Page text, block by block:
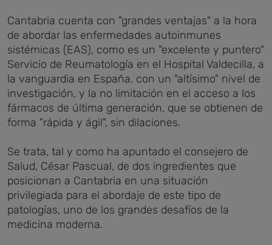
Cantabria cuenta con "grandes ventajas" a la hora
de abordar las enfermedades autoinmunes
sistémicas (EAS), como es un "excelente y puntero"
Servicio de Reumatología en el Hospital Valdecilla, a
la vanguardia en España, con un "altísimo" nivel de
investigación, y la no limitación en el acceso a los
fármacos de última generación, que se obtienen de
forma "rápida y ágil", sin dilaciones.
Se trata, tal y como ha apuntado el consejero de
Salud, César Pascual, de dos ingredientes que
posicionan a Cantabria en una situación
privilegiada para el abordaje de este tipo de
patologías, uno de los grandes desafíos de la
medicina moderna.